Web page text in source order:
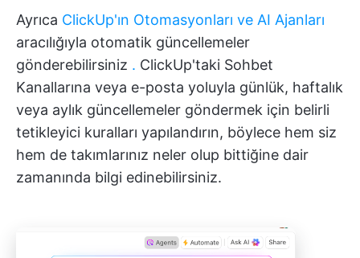
Ayrıca ClickUp'ın Otomasyonları ve AI Ajanları
aracılığıyla otomatik güncellemeler
gönderebilirsiniz . ClickUp'taki Sohbet
Kanallarına veya e-posta yoluyla günlük, haftalık
veya aylık güncellemeler göndermek için belirli
tetikleyici kuralları yapılandırın, böylece hem siz
hem de takımlarınız neler olup bittiğine dair
zamanında bilgi edinebilirsiniz.